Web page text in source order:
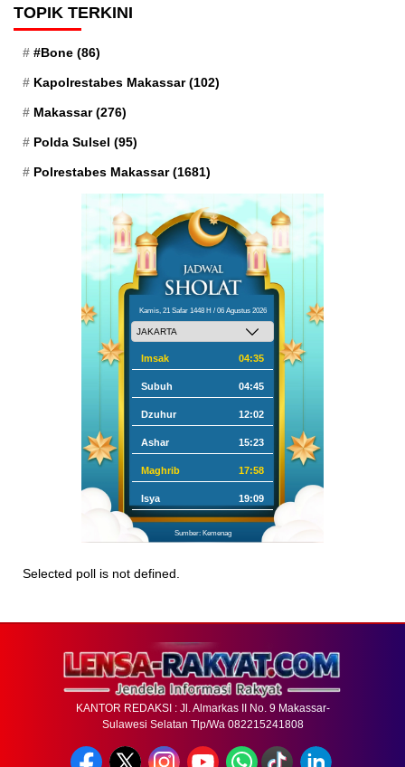
TOPIK TERKINI
#Bone (86)
Kapolrestabes Makassar(102)
Makassar(276)
Polda Sulsel (95)
Polrestabes Makassar(1681)
Kamis, 21 Safar 1448 H / 06 Agustus 2026
Imsak 04:35
Subuh 04:45
Dzuhur 12:02
Ashar 15:23
Maghrib 17:58
Isya 19:09
Sumber: Kemenag
Selected poll is not defined.
KANTOR REDAKSI : Jl. Almarkas II No. 9 Makassar-
Sulawesi Selatan Tlp/Wa 082215241808